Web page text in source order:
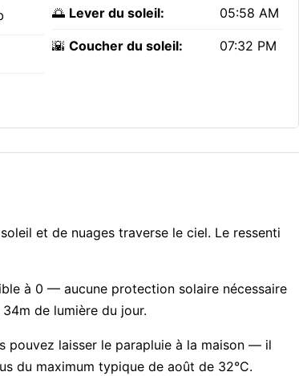
🌅 Lever du soleil: 05:58 AM
🌇 Coucher du soleil: 07:32 PM
et de nuages traverse le ciel. Le ressenti
à 0 — aucune protection solaire nécessaire
de lumière du jour.
pouvez laisser le parapluie à la maison — il
du maximum typique de août de 32°C.